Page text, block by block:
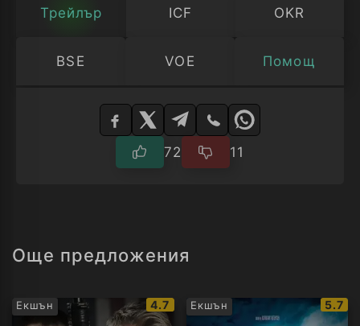
Трейлър ICF OKR
BSE VOE Помощ
Изберете
72 11
Още предложения
Екшън
IMDb
рейтинг:
4.7 Екшън
IMDb
5.7